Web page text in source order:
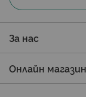
За нас
Онлайн магазин